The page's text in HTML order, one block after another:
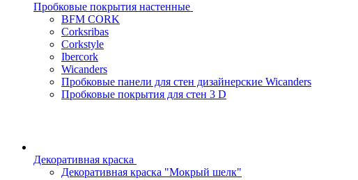
Пробковые покрытия настенные
BFM CORK
Corksribas
Corkstyle
Ibercork
Wicanders
Пробковые панели для стен дизайнерские Wicanders
Пробковые покрытия для стен 3 D
Декоративная краска
Декоративная краска "Мокрый шелк"